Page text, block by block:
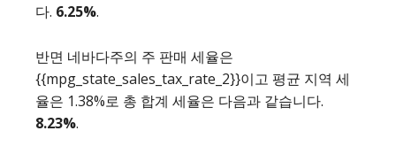
다. 6.25%.
반면 네바다주의 주 판매 세율은
{{mpg_state_sales_tax_rate_2}}이고 평균 지역 세
율은 1.38%로 총 합계 세율은 다음과 같습니다.
8.23%.